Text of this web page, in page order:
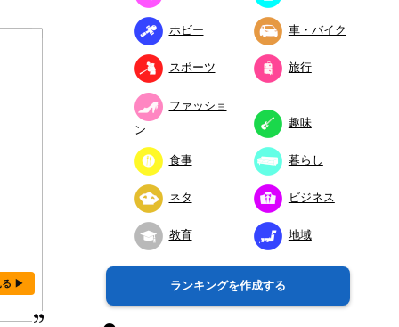
る ▶
ホビー 車・バイク
スポーツ 旅行
ファッショ
ン
趣味
食事 暮らし
ネタ ビジネス
教育 地域
ランキングを作成する